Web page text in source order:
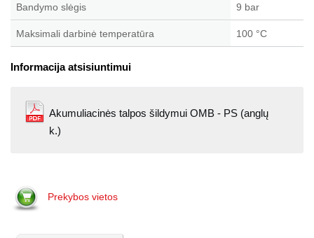
Bandymo slėgis 9 bar
Maksimali darbinė temperatūra 100 °C
Informacija atsisiuntimui
Akumuliacinės talpos šildymui OMB - PS (anglų
k.)
Prekybos vietos